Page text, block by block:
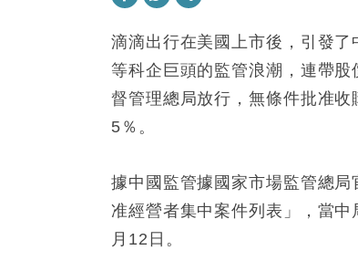
滴滴出行在美國上市後，引發
等科企巨頭的監管浪潮，連帶
督管理總局放行，無條件批准
5％。
據中國監管據國家市場監管總
准經營者集中案件列表」，當
月12日。